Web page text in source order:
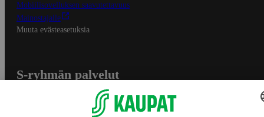
Mobiilisovelluksen saavutettavuus
Mainostajalle
Muuta evästeasetuksia
S-ryhmän palvelut